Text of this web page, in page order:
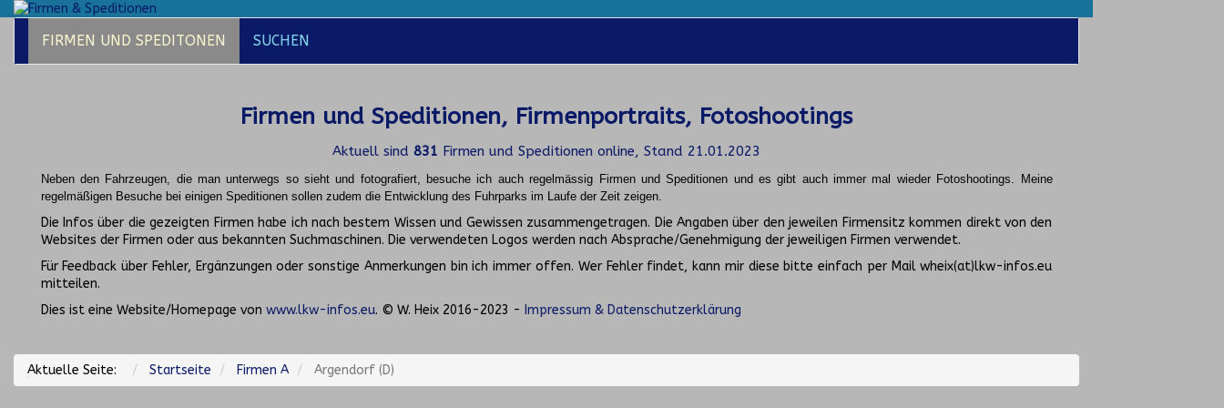
FIRMEN UND SPEDITONEN SUCHEN
Firmen und Speditionen, Firmenportraits, Fotoshootings
Aktuell sind 831 Firmen und Speditionen online, Stand 21.01.2023
Neben den Fahrzeugen, die man unterwegs so sieht und fotografiert, besuche ich auch regelmässig Firmen und Speditionen und es gibt auch immer mal wieder Fotoshootings.
Meine
regelmäßigen Besuche bei einigen Speditionen sollen zudem die Entwicklung des Fuhrparks im Laufe der Zeit zeigen.
Die Infos über die gezeigten Firmen habe ich nach bestem Wissen und Gewissen zusammengetragen. Die Angaben über den jeweilen Firmensitz kommen direkt von den
Websites der Firmen oder aus bekannten Suchmaschinen. Die verwendeten Logos werden nach Absprache/Genehmigung der jeweiligen Firmen verwendet.
Für Feedback über Fehler, Ergänzungen oder sonstige Anmerkungen bin ich immer offen. Wer Fehler findet, kann mir diese bitte einfach per Mail wheix(at)lkw-infos.eu
mitteilen.
Dies ist eine Website/Homepage von www.lkw-infos.eu. © W. Heix 2016-2023 - Impressum & Datenschutzerklärung
Aktuelle Seite: Startseite Firmen A Argendorf (D)